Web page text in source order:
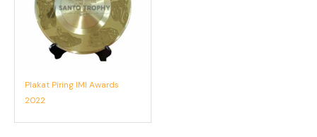
Plakat Piring IMI Awards
2022